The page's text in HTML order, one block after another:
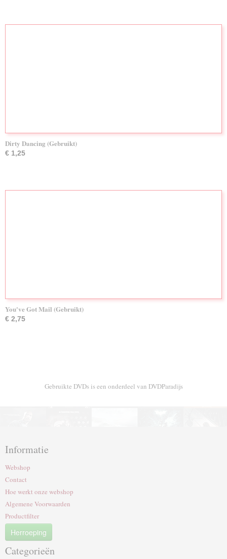
Dirty Dancing (Gebruikt)
€ 1,25
You've Got Mail (Gebruikt)
€ 2,75
Gebruikte DVDs is een onderdeel van DVDParadijs
Informatie
Webshop
Contact
Hoe werkt onze webshop
Algemene Voorwaarden
Productfilter
Herroeping
Categorieën